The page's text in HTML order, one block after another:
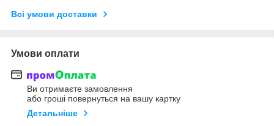
Всі умови доставки
Умови оплати
Ви отримаєте замовлення
або гроші повернуться на вашу картку
Детальніше